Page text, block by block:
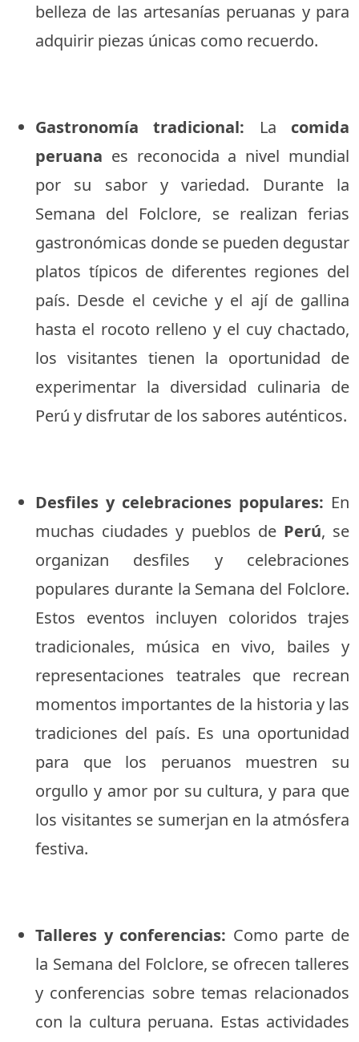
belleza de las artesanías peruanas y para
adquirir piezas únicas como recuerdo.
Gastronomía tradicional: La comida
peruana es reconocida a nivel mundial
por su sabor y variedad. Durante la
Semana del Folclore, se realizan ferias
gastronómicas donde se pueden degustar
platos típicos de diferentes regiones del
país. Desde el ceviche y el ají de gallina
hasta el rocoto relleno y el cuy chactado,
los visitantes tienen la oportunidad de
experimentar la diversidad culinaria de
Perú y disfrutar de los sabores auténticos.
Desfiles y celebraciones populares: En
muchas ciudades y pueblos de Perú, se
organizan desfiles y celebraciones
populares durante la Semana del Folclore.
Estos eventos incluyen coloridos trajes
tradicionales, música en vivo, bailes y
representaciones teatrales que recrean
momentos importantes de la historia y las
tradiciones del país. Es una oportunidad
para que los peruanos muestren su
orgullo y amor por su cultura, y para que
los visitantes se sumerjan en la atmósfera
festiva.
Talleres y conferencias: Como parte de
la Semana del Folclore, se ofrecen talleres
y conferencias sobre temas relacionados
con la cultura peruana. Estas actividades